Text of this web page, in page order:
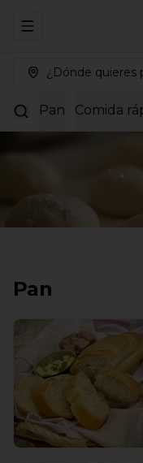
Abrir menu de
¿Dónde quieres
Pan Comida
Pan